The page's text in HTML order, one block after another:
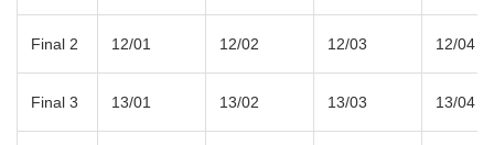
Final 2 12/01 12/02 12/03 12/04
Final 3 13/01 13/02 13/03 13/04